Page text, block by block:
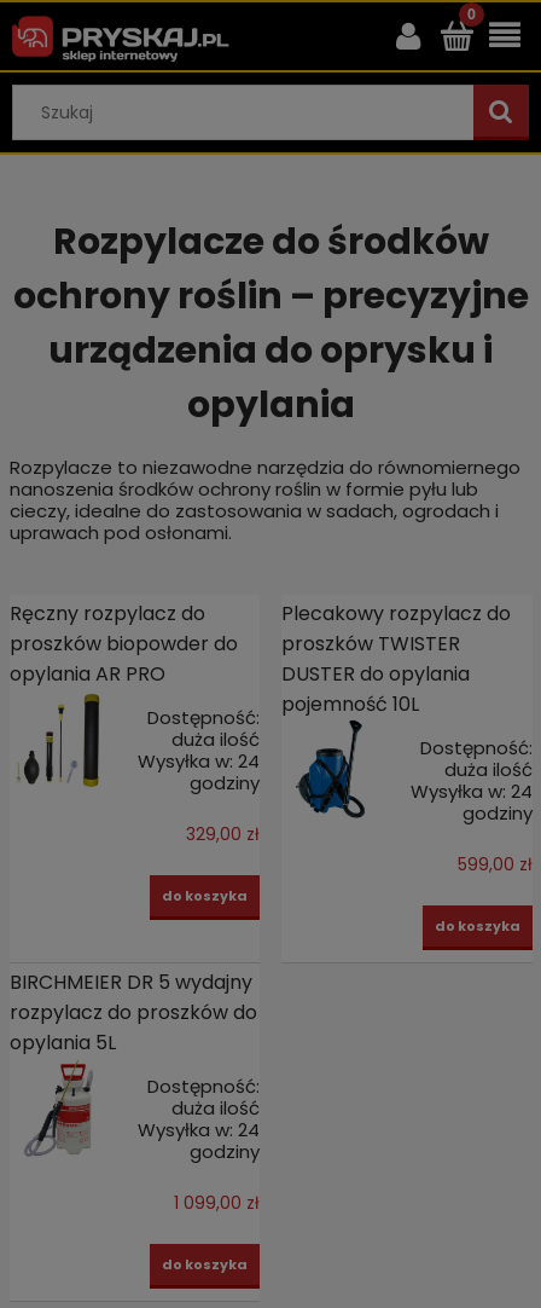
Rozpylacze do środków
ochrony roślin – precyzyjne
urządzenia do oprysku i
opylania
Rozpylacze to niezawodne narzędzia do równomiernego
nanoszenia środków ochrony roślin w formie pyłu lub
cieczy, idealne do zastosowania w sadach, ogrodach i
uprawach pod osłonami.
Ręczny rozpylacz do
proszków biopowder do
opylania AR PRO
Dostępność:
duża ilość
Wysyłka w: 24
godziny
329,00 zł
do koszyka
Plecakowy rozpylacz do
proszków TWISTER
DUSTER do opylania
pojemność 10L
Dostępność:
duża ilość
Wysyłka w: 24
godziny
599,00 zł
do koszyka
BIRCHMEIER DR 5 wydajny
rozpylacz do proszków do
opylania 5L
Dostępność:
duża ilość
Wysyłka w: 24
godziny
1 099,00 zł
do koszyka